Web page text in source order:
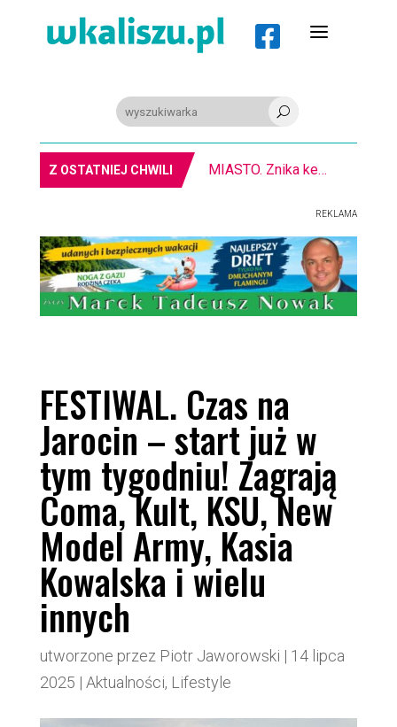
 a
U
Z OSTATNIEJ CHWILI
REKLAMA
FESTIWAL. Czas na
Jarocin – start już w
tym tygodniu! Zagrają
Coma, Kult, KSU, New
Model Army, Kasia
Kowalska i wielu
innych
utworzone przez Piotr Jaworowski | 14 lipca
2025 | Aktualności, Lifestyle